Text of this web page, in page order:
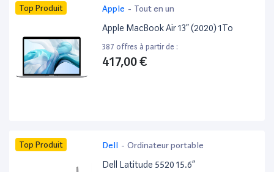
Top Produit Apple - Tout en un
Apple MacBook Air 13” (2020) 1To
387 offres à partir de :
417,00 €
Top Produit Dell - Ordinateur portable
Dell Latitude 5520 15.6”